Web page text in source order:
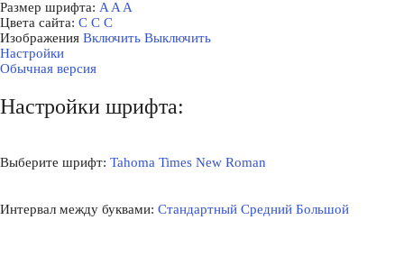
Размер шрифта: A A A
Цвета сайта: С С С
Изображения Включить Выключить
Настройки
Обычная версия
Настройки шрифта:
Выберите шрифт: Tahoma Times New Roman
Интервал между буквами: Стандартный Средний Большой